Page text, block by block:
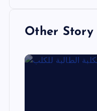
Other Story